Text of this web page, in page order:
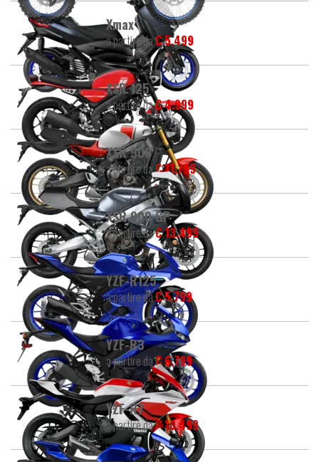
Xmax
a partire da€ 5.499
XSR 125
a partire da€ 4.999
XSR 900
a partire da€ 11.799
XSR 900 GP
a partire da€ 13.499
YZF-R125
a partire da€ 5.799
YZF-R3
a partire da€ 6.799
YZF-R7
a partire da€ 10.499